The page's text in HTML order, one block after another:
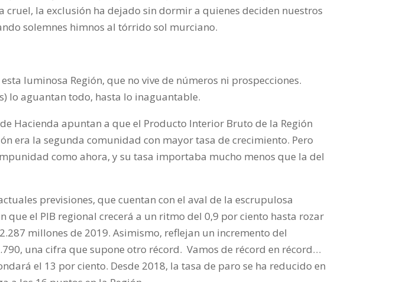
la exclusión ha dejado sin dormir a quienes deciden nuestros
solemnes himnos al tórrido sol murciano.
luminosa Región, que no vive de números ni prospecciones.
lo aguantan todo, hasta lo inaguantable.
Hacienda apuntan a que el Producto Interior Bruto de la Región
era la segunda comunidad con mayor tasa de crecimiento. Pero
como ahora, y su tasa importaba mucho menos que la del
previsiones, que cuentan con el aval de la escrupulosa
que el PIB regional crecerá a un ritmo del 0,9 por ciento hasta rozar
millones de 2019. Asimismo, reflejan un incremento del
una cifra que supone otro récord. Vamos de récord en récord…
el 13 por ciento. Desde 2018, la tasa de paro se ha reducido en